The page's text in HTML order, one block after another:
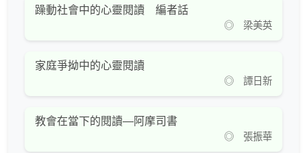
躁動社會中的心靈閱讀 編者話
◎ 梁美英
家庭爭拗中的心靈閱讀
◎ 譚日新
教會在當下的閱讀—阿摩司書
◎ 張振華